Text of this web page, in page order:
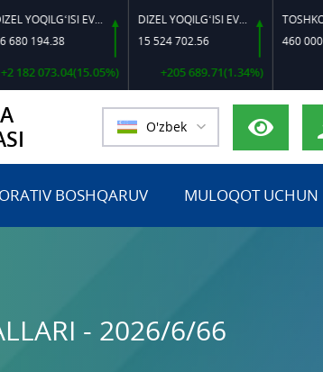
DIZEL YOQILG‘ISI EVRO L-K-4
194.38
073.04(15.05%)
DIZEL YOQILG‘ISI EVRO-L II K-4 SSDF
15 524 702.56
+205 689.71(1.34%)
460 000.00
O'zbek
BOSHQARUV MULOQOT UCHUN
- 2026/6/66